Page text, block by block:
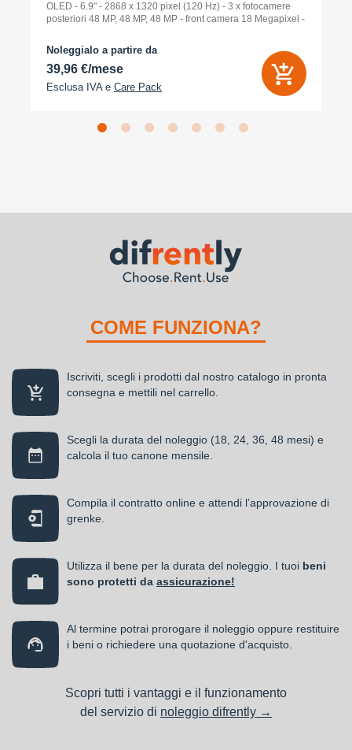
OLED - 6.9" - 2868 x 1320 pixel (120 Hz) - 3 x fotocamere
posteriori 48 MP, 48 MP, 48 MP - front camera 18 Megapixel -
Noleggialo a partire da
39,96 €/mese
Esclusa IVA e Care Pack
COME FUNZIONA?
Iscriviti, scegli i prodotti dal nostro catalogo in pronta
consegna e mettili nel carrello.
Scegli la durata del noleggio (18, 24, 36, 48 mesi) e
calcola il tuo canone mensile.
Compila il contratto online e attendi l’approvazione di
grenke.
Utilizza il bene per la durata del noleggio. I tuoi beni
sono protetti da assicurazione!
Al termine potrai prorogare il noleggio oppure restituire
i beni o richiedere una quotazione d'acquisto.
Scopri tutti i vantaggi e il funzionamento
del servizio di noleggio difrently →